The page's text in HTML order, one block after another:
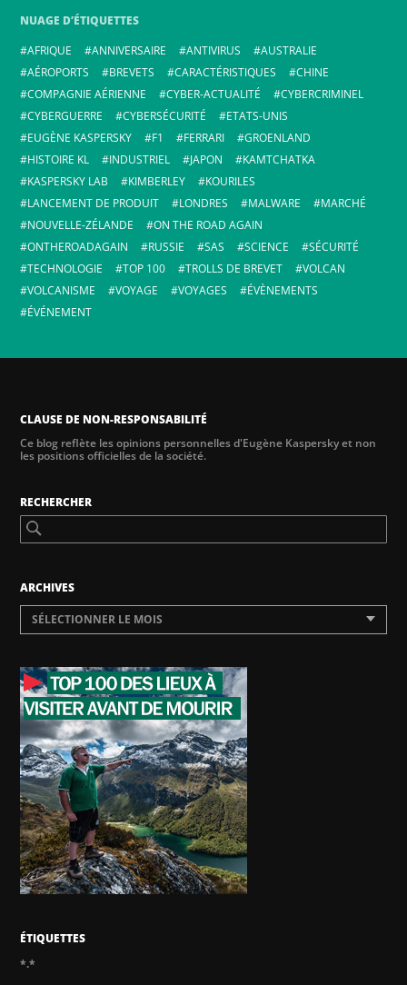
NUAGE D’ÉTIQUETTES
AFRIQUE
ANNIVERSAIRE ANTIVIRUS
AUSTRALIE
AÉROPORTS
BREVETS CARACTÉRISTIQUES
CHINE
COMPAGNIE AÉRIENNE
CYBER-ACTUALITÉ
CYBERCRIMINEL
CYBERGUERRE
CYBERSÉCURITÉ
ETATS-UNIS
EUGÈNE KASPERSKY
F1 FERRARI
GROENLAND
HISTOIRE KL
INDUSTRIEL JAPON
KAMTCHATKA
KASPERSKY LAB
KIMBERLEY
KOURILES
LANCEMENT DE PRODUIT
LONDRES MALWARE
MARCHÉ
NOUVELLE-ZÉLANDE
ON THE ROAD AGAIN
ONTHEROADAGAIN
RUSSIE SAS SCIENCE
SÉCURITÉ
TECHNOLOGIE
TOP 100 TROLLS DE BREVET
VOLCAN
VOLCANISME
VOYAGE VOYAGES
ÉVÈNEMENTS
ÉVÉNEMENT
CLAUSE DE NON-RESPONSABILITÉ
Ce blog reflète les opinions personnelles d'Eugène Kaspersky et non
les positions officielles de la société.
RECHERCHER
ARCHIVES
SÉLECTIONNER LE MOIS
ÉTIQUETTES
*.*